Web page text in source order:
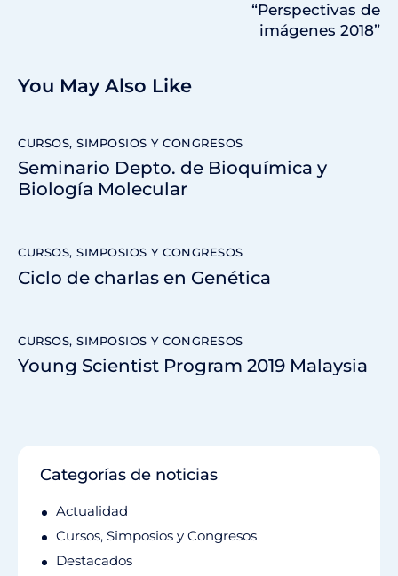
“Perspectivas de
imágenes 2018”
You May Also Like
CURSOS, SIMPOSIOS Y CONGRESOS
Seminario Depto. de Bioquímica y
Biología Molecular
CURSOS, SIMPOSIOS Y CONGRESOS
Ciclo de charlas en Genética
CURSOS, SIMPOSIOS Y CONGRESOS
Young Scientist Program 2019 Malaysia
Categorías de noticias
Actualidad
Cursos, Simposios y Congresos
Destacados